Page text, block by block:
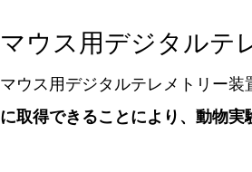
マウス用デジタルテ
マウス用デジタルテレメトリー装
に取得できることにより、動物